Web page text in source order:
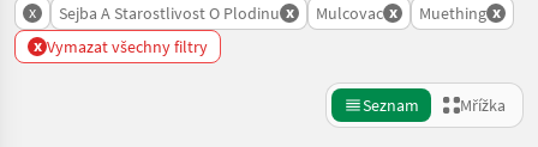
x Sejba A Starostlivost O Plodinu x Mulcovac x Muething x
x Vymazat všechny filtry
Seznam Mřížka